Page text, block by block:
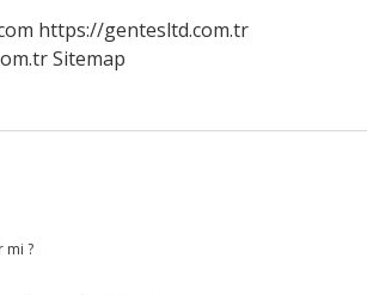
https://gentesltd.com.tr
Sitemap
mi ?